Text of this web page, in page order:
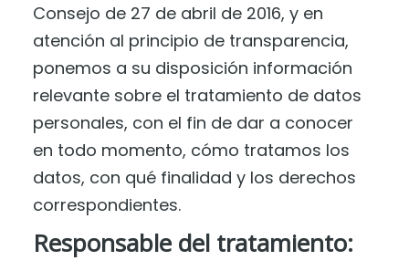
Consejo de 27 de abril de 2016, y en
atención al principio de transparencia,
ponemos a su disposición información
relevante sobre el tratamiento de datos
personales, con el fin de dar a conocer
en todo momento, cómo tratamos los
datos, con qué finalidad y los derechos
correspondientes.
Responsable del tratamiento: